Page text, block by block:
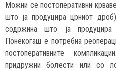
Можни се постоперативни
што ја продуцира црниот
содржина што ја
Понекогаш е потребна
постоперативните
придружни болести или со